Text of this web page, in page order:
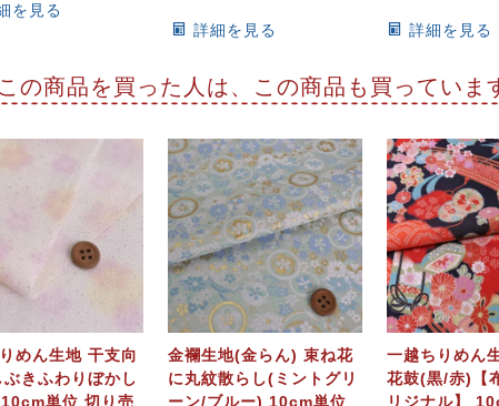
を見る
詳細を見る 詳細を見る
この商品を買った人は、この商品も買っていま
めん生地 干支向
ぶきふわりぼかし
単位 切り売
金襴生地(金らん) 束ね花
に丸紋散らし(ミントグリ
ーン/ブルー) 10cm単位
一越ちりめん
花鼓(黒/赤)【
リジナル】